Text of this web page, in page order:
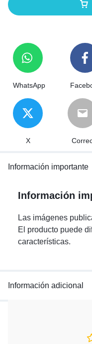
WhatsApp
X
Información importante
Información
Las imágenes
El producto puede
características.
Información adicional